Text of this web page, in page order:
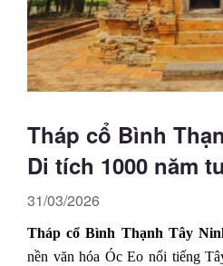
Tháp cổ Bình
Di tích 1000 năm
31/03/2026
Tháp cổ Bình Thạnh Tây
nền văn hóa Óc Eo nổi tiếng